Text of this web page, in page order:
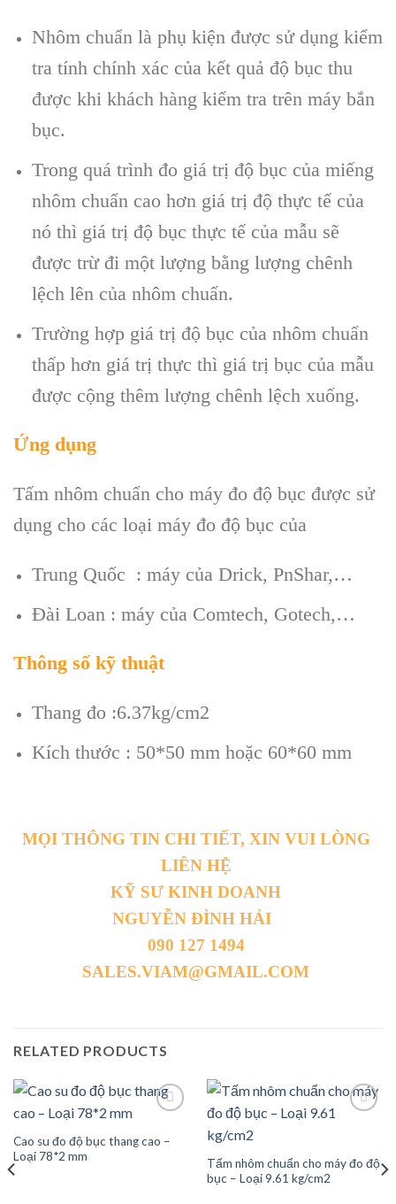
Nhôm chuẩn là phụ kiện được sử dụng kiểm
tra tính chính xác của kết quả độ bục thu
được khi khách hàng kiểm tra trên máy bắn
bục.
Trong quá trình đo giá trị độ bục của miếng
nhôm chuẩn cao hơn giá trị độ thực tế của
nó thì giá trị độ bục thực tế của mẫu sẽ
được trừ đi một lượng bằng lượng chênh
lệch lên của nhôm chuẩn.
Trường hợp giá trị độ bục của nhôm chuẩn
thấp hơn giá trị thực thì giá trị bục của mẫu
được cộng thêm lượng chênh lệch xuống.
Ứng dụng
Tấm nhôm chuẩn cho máy đo độ bục được sử
dụng cho các loại máy đo độ bục của
Trung Quốc : máy của Drick, PnShar,…
Đài Loan : máy của Comtech, Gotech,…
Thông số kỹ thuật
Thang đo :6.37kg/cm2
Kích thước : 50*50 mm hoặc 60*60 mm
MỌI THÔNG TIN CHI TIẾT, XIN VUI LÒNG
LIÊN HỆ
KỸ SƯ KINH DOANH
NGUYỄN ĐÌNH HẢI
090 127 1494
SALES.VIAM@GMAIL.COM
RELATED PRODUCTS
Cao su đo độ bục thang cao –
Loại 78*2 mm
Add to
Tấm nhôm chuẩn cho máy đo độ
bục – Loại 9.61 kg/cm2